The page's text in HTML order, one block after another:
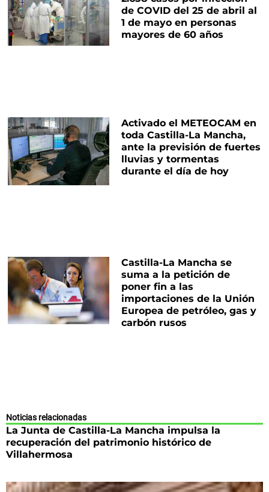
de COVID del 25 de abril al
1 de mayo en personas
mayores de 60 años
Activado el METEOCAM en
toda Castilla-La Mancha,
ante la previsión de fuertes
lluvias y tormentas
durante el día de hoy
Castilla-La Mancha se
suma a la petición de
poner fin a las
importaciones de la Unión
Europea de petróleo, gas y
carbón rusos
Noticias relacionadas
La Junta de Castilla-La Mancha impulsa la
recuperación del patrimonio histórico de
Villahermosa